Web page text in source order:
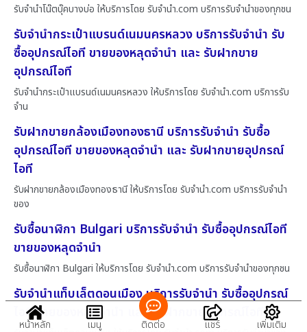
รับจำนำโน๊ตบุ๊คบางบ่อ ให้บริการโดย รับจํานํา.com บริการรับจำนำของทุกชน
รับจำนำกระเป๋าแบรนด์เนมนครหลวง บริการรับจำนำ รับ
ซื้ออุปกรณ์ไอที ขายของหลุดจำนำ และ รับฝากขาย
อุปกรณ์ไอที
รับจำนำกระเป๋าแบรนด์เนมนครหลวง ให้บริการโดย รับจํานํา.com บริการรับ
จำน
รับฝากขายกล้องเมืองทองธานี บริการรับจำนำ รับซื้อ
อุปกรณ์ไอที ขายของหลุดจำนำ และ รับฝากขายอุปกรณ์
ไอที
รับฝากขายกล้องเมืองทองธานี ให้บริการโดย รับจํานํา.com บริการรับจำนำ
ของ
รับซื้อนาฬิกา Bulgari บริการรับจำนำ รับซื้ออุปกรณ์ไอที
ขายของหลุดจำนำ
รับซื้อนาฬิกา Bulgari ให้บริการโดย รับจํานํา.com บริการรับจำนำของทุกชน
รับจำนำแท็บเล็ตดอนเมือง บริการรับจำนำ รับซื้ออุปกรณ์
ไอที ขายของหลุดจำนำ และ รับฝากขายอุปกรณ์ไอที
หน้าหลัก เมนู ติดต่อ แชร์ เพิ่มเติม